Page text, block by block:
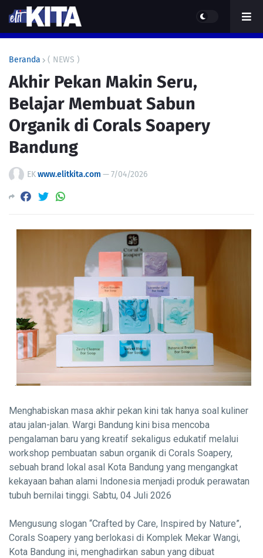
Beranda ( NEWS )
Akhir Pekan Makin Seru,
Belajar Membuat Sabun
Organik di Corals Soapery
Bandung
EKwww.elitkita.com —7/04/2026
.
Menghabiskan masa akhir pekan kini tak hanya soal kuliner
atau jalan-jalan. Wargi Bandung kini bisa mencoba
pengalaman baru yang kreatif sekaligus edukatif melalui
workshop pembuatan sabun organik di Corals Soapery,
sebuah brand lokal asal Kota Bandung yang mengangkat
kekayaan bahan alami Indonesia menjadi produk perawatan
tubuh bernilai tinggi. Sabtu, 04 Juli 2026
Mengusung slogan “Crafted by Care, Inspired by Nature”,
Corals Soapery yang berlokasi di Komplek Mekar Wangi,
Kota Bandung ini, menghadirkan sabun yang dibuat